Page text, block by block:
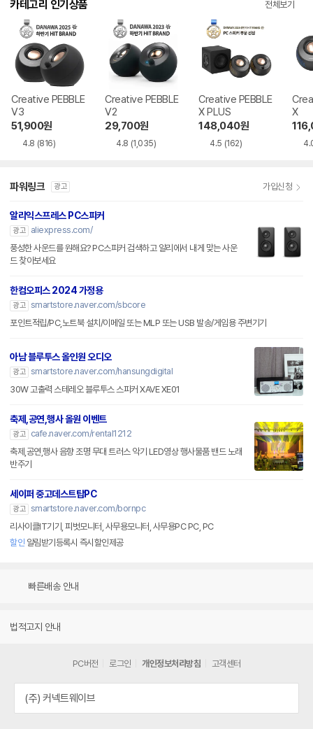
카테고리 인기상품 전체보기
Creative PEBBLE
V3
51,900원
4.8 (816)
Creative PEBBLE
V2
29,700원
4.8 (1,035)
Creative PEBBLE
X PLUS
148,040원
4.5 (162)
X
파워링크 광고 가입신청
알리익스프레스 PC스피커
광고
aliexpress.com/
풍성한 사운드를 원해요? PC스피커 검색하고 알리에서 내게 맞는 사운
드 찾아보세요
한컴오피스 2024 가정용
광고 smartstore.naver.com/sbcore
포인트적립/PC,노트북 설치/이메일 또는 MLP 또는 USB 발송/게임용 주변기기
아남 블루투스 올인원 오디오
광고 smartstore.naver.com/hansungdigital
30W 고출력 스테레오 블루투스 스피커 XAVE XE01
축제,공연,행사 올원 이벤트
광고
cafe.naver.com/rental1212
축제,공연,행사 음향 조명 무대 트러스 악기 LED영상 행사물품 밴드 노래
반주기
세이퍼 중고데스트탑PC
광고 smartstore.naver.com/bornpc
리사이클IT기기, 피벗모니터, 사무용모니터, 사무용PC PC, PC
할인 알림받기등록시 즉시할인제공
빠른배송 안내
법적고지 안내
PC버전 로그인 개인정보처리방침 고객센터
(주) 커넥트웨이브